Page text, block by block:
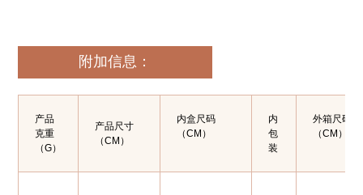
附加信息：
产品
克重
（G）
产品尺寸
（CM）
内盒尺码
（CM）
内
包
装
外箱尺码
（CM）